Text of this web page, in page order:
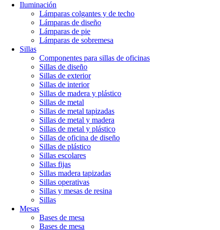
Iluminación
Lámparas colgantes y de techo
Lámparas de diseño
Lámparas de pie
Lámparas de sobremesa
Sillas
Componentes para sillas de oficinas
Sillas de diseño
Sillas de exterior
Sillas de interior
Sillas de madera y plástico
Sillas de metal
Sillas de metal tapizadas
Sillas de metal y madera
Sillas de metal y plástico
Sillas de oficina de diseño
Sillas de plástico
Sillas escolares
Sillas fijas
Sillas madera tapizadas
Sillas operativas
Sillas y mesas de resina
Sillas
Mesas
Bases de mesa
Bases de mesa